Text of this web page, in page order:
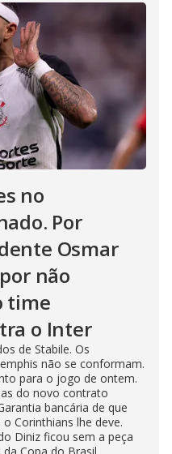
no
Por
Osmar
não
time
o Inter
de Stabile. Os
não se conformam.
para o jogo de ontem.
do novo contrato
bancária de que
Corinthians lhe deve.
Diniz ficou sem a peça